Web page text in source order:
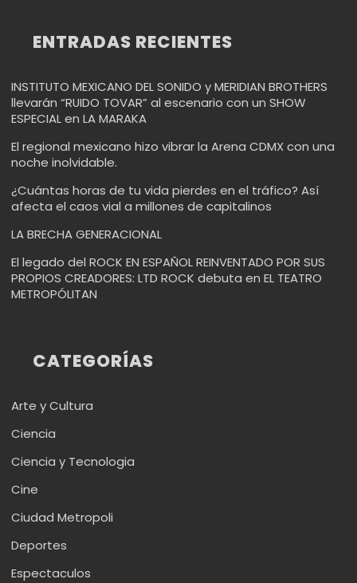
ENTRADAS RECIENTES
INSTITUTO MEXICANO DEL SONIDO y MERIDIAN BROTHERS
llevarán “RUIDO TOVAR” al escenario con un SHOW
ESPECIAL en LA MARAKA
El regional mexicano hizo vibrar la Arena CDMX con una
noche inolvidable.
¿Cuántas horas de tu vida pierdes en el tráfico? Así
afecta el caos vial a millones de capitalinos
LA BRECHA GENERACIONAL
El legado del ROCK EN ESPAÑOL REINVENTADO POR SUS
PROPIOS CREADORES: LTD ROCK debuta en EL TEATRO
METROPÓLITAN
CATEGORÍAS
Arte y Cultura
Ciencia
Ciencia y Tecnologia
Cine
Ciudad Metropoli
Deportes
Espectaculos